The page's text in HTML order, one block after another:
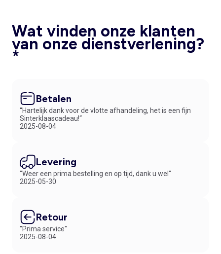
Wat vinden onze klanten
van onze dienstverlening?
*
Betalen
“Hartelijk dank voor de vlotte afhandeling, het is een fijn
Sinterklaascadeau!“
2025-08-04
Levering
"Weer een prima bestelling en op tijd, dank u wel"
2025-05-30
Retour
"Prima service"
2025-08-04